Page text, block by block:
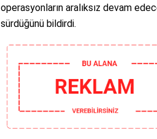
operasyonların aralıksız devam
sürdüğünü bildirdi.